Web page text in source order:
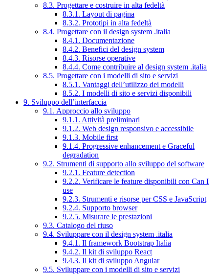
8.3. Progettare e costruire in alta fedeltà
8.3.1. Layout di pagina
8.3.2. Prototipi in alta fedeltà
8.4. Progettare con il design system .italia
8.4.1. Documentazione
8.4.2. Benefici del design system
8.4.3. Risorse operative
8.4.4. Come contribuire al design system .italia
8.5. Progettare con i modelli di sito e servizi
8.5.1. Vantaggi dell’utilizzo dei modelli
8.5.2. I modelli di sito e servizi disponibili
9. Sviluppo dell’interfaccia
9.1. Approccio allo sviluppo
9.1.1. Attività preliminari
9.1.2. Web design responsivo e accessibile
9.1.3. Mobile first
9.1.4. Progressive enhancement e Graceful
degradation
9.2. Strumenti di supporto allo sviluppo del software
9.2.1. Feature detection
9.2.2. Verificare le feature disponibili con Can I
use
9.2.3. Strumenti e risorse per CSS e JavaScript
9.2.4. Supporto browser
9.2.5. Misurare le prestazioni
9.3. Catalogo del riuso
9.4. Sviluppare con il design system .italia
9.4.1. Il framework Bootstrap Italia
9.4.2. Il kit di sviluppo React
9.4.3. Il kit di sviluppo Angular
9.5. Sviluppare con i modelli di sito e servizi